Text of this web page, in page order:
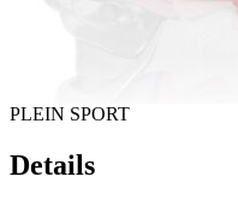
PLEIN SPORT
Details